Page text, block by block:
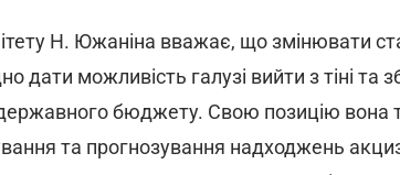
Н. Южаніна вважає, що змінювати
дати можливість галузі вийти з тіні та
бюджету. Свою позицію вона
та прогнозування надходжень